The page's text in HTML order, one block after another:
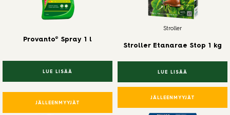
Provanto® Spray 1 l
LUE LISÄÄ
JÄLLEENMYYJÄT
Stroller
Stroller Etanarae Stop 1 kg
LUE LISÄÄ
JÄLLEENMYYJÄT